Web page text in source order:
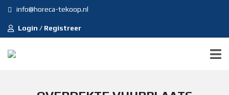
info@horeca-tekoop.nl
Login / Registreer